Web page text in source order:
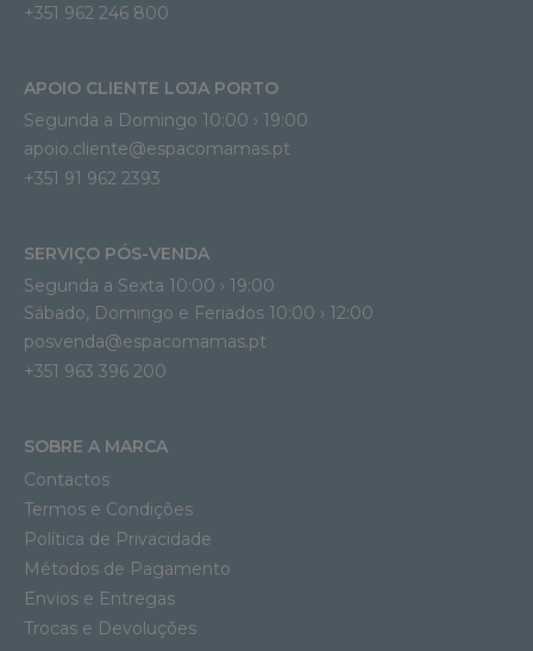
+351 962 246 800
APOIO CLIENTE LOJA PORTO
Segunda a Domingo 10:00 › 19:00
apoio.cliente@espacomamas.pt
+351 91 962 2393
SERVIÇO PÓS-VENDA
Segunda a Sexta 10:00 › 19:00
Sábado, Domingo e Feriados 10:00 › 12:00
posvenda@espacomamas.pt
+351 963 396 200
SOBRE A MARCA
Contactos
Termos e Condições
Política de Privacidade
Métodos de Pagamento
Envios e Entregas
Trocas e Devoluções